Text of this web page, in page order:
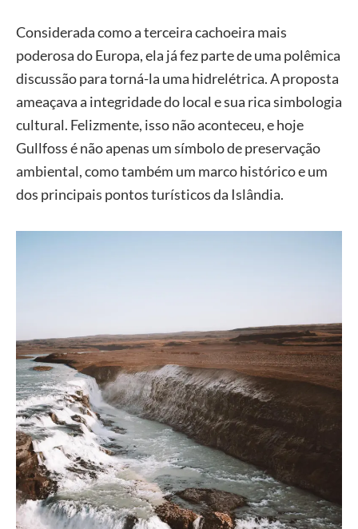
Considerada como a terceira cachoeira mais
poderosa do Europa, ela já fez parte de uma polêmica
discussão para torná-la uma hidrelétrica. A proposta
ameaçava a integridade do local e sua rica simbologia
cultural. Felizmente, isso não aconteceu, e hoje
Gullfoss é não apenas um símbolo de preservação
ambiental, como também um marco histórico e um
dos principais pontos turísticos da Islândia.